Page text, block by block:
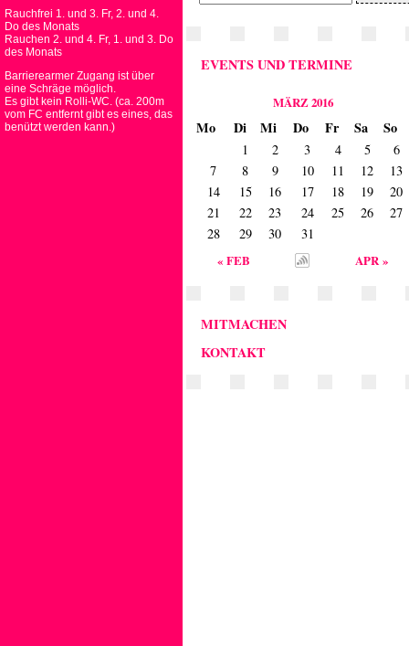
EVENTS UND TERMINE
MÄRZ 2016
Mo Di Mi Do Fr Sa So
1 2 3 4 5
6
7
8 9 10 11 12
13
14
15 16 17 18 19
20
21
22 23 24 25 26
27
28
29 30 31
« FEB APR »
MITMACHEN
KONTAKT
Rauchfrei 1. und 3. Fr, 2. und 4.
Do des Monats
Rauchen 2. und 4. Fr, 1. und 3. Do
des Monats
Barrierearmer Zugang ist über
eine Schräge möglich.
Es gibt kein Rolli-WC. (ca. 200m
vom FC entfernt gibt es eines, das
benützt werden kann.)